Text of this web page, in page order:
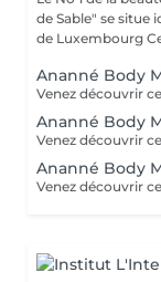
de Sable" se situe
de Luxembourg
Ananné Body
Ananné Body
Ananné Body